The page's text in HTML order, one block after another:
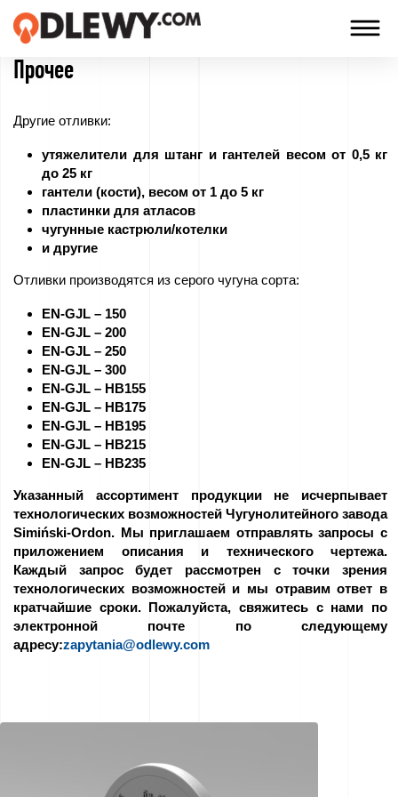
JAKOŚĆ
компания
Технологии
Наши
продукты
Работа
–
Подавайте
заявку
сейчас!
оборудование
для
продажи
ЕС
Спонсорство
Прочее
Другие отливки:
утяжелители для штанг и гантелей весом от 0,5 кг
до 25 кг
гантели (кости), весом от 1 до 5 кг
пластинки для атласов
чугунные кастрюли/котелки
и другие
Отливки производятся из серого чугуна сорта:
EN-GJL – 150
EN-GJL – 200
EN-GJL – 250
EN-GJL – 300
EN-GJL – HB155
EN-GJL – HB175
EN-GJL – HB195
EN-GJL – HB215
EN-GJL – HB235
Указанный ассортимент продукции не исчерпывает
технологических возможностей Чугунолитейного завода
Simiński-Ordon. Мы приглашаем отправлять запросы с
приложением описания и технического чертежа.
Каждый запрос будет рассмотрен с точки зрения
технологических возможностей и мы отравим ответ в
кратчайшие сроки. Пожалуйста, свяжитесь с нами по
электронной почте по следующему
адресу:zapytania@odlewy.com